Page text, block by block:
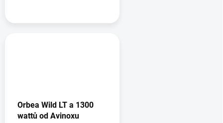
Orbea Wild LT a 1300
wattů od Avinoxu